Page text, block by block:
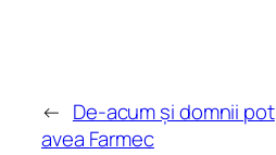
← De-acum și domnii pot
avea Farmec